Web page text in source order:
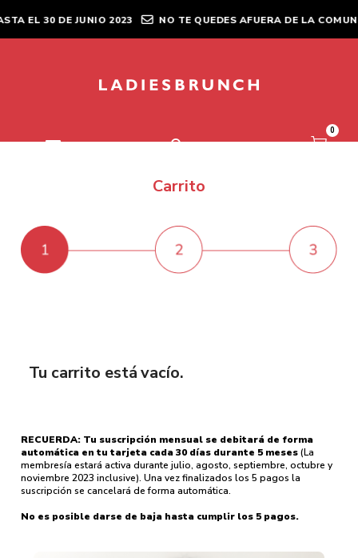
EL 30 DE JUNIO 2023 NO TE QUEDES AFUERA DE LA
0
Carrito
Tu carrito está vacío.
RECUERDA: Tu suscripción mensual se debitará de forma
automática en tu tarjeta cada 30 días durante 5 meses(La
membresía estará activa durante julio, agosto, septiembre, octubre y
noviembre 2023 inclusive). Una vez finalizados los 5 pagos la
suscripción se cancelará de forma automática.
No es posible darse de baja hasta cumplir los 5 pagos.